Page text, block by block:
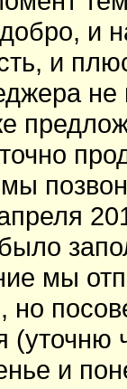
и
и
точно
мы
но
и